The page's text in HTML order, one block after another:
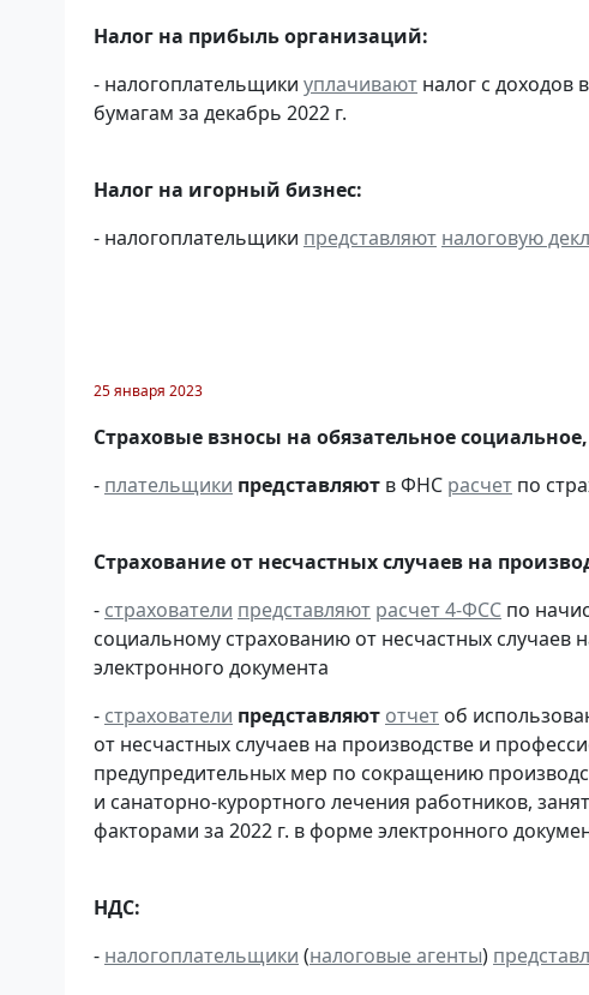
Налог на прибыль организаций:
- налогоплательщики уплачивают налог с
бумагам за декабрь 2022 г.
Налог на игорный бизнес:
- налогоплательщики представляют налоговую
25 января 2023
Страховые взносы на обязательное
- плательщики представляют в ФНС расчет по
Страхование от несчастных случаев на
- страхователи представляют расчет 4-ФСС по
социальному страхованию от несчастных случаев
электронного документа
- страхователи представляют отчет об
от несчастных случаев на производстве и
предупредительных мер по сокращению
и санаторно-курортного лечения работников,
факторами за 2022 г. в форме электронного
НДС:
- налогоплательщики (налоговые агенты)